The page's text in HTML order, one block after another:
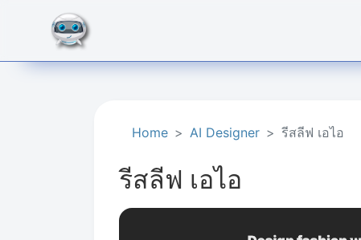
Home AI Designer รีสลีฟ เอไอ
รีสลีฟ เอไอ